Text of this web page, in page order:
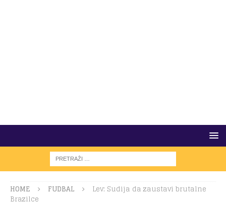
HOME FUDBAL
Lev: Sudija da zaustavi brutalne
Brazilce